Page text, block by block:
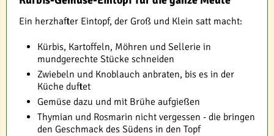
Ein herzhafter Eintopf, der Groß und Klein satt macht:
Kürbis, Kartoffeln, Möhren und Sellerie in
mundgerechte Stücke schneiden
Zwiebeln und Knoblauch anbraten, bis es in der
Küche duftet
Gemüse dazu und mit Brühe aufgießen
Thymian und Rosmarin nicht vergessen - die bringen
den Geschmack des Südens in den Topf